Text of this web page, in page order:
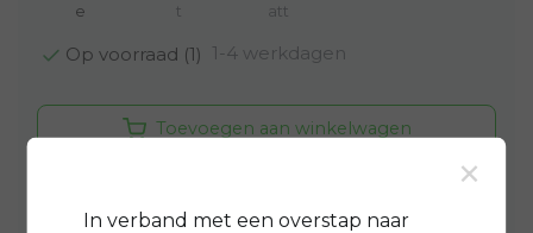
e
t
att
Op voorraad (1) 1-4 werkdagen
Toevoegen aan winkelwagen
×
In verband met een overstap naar